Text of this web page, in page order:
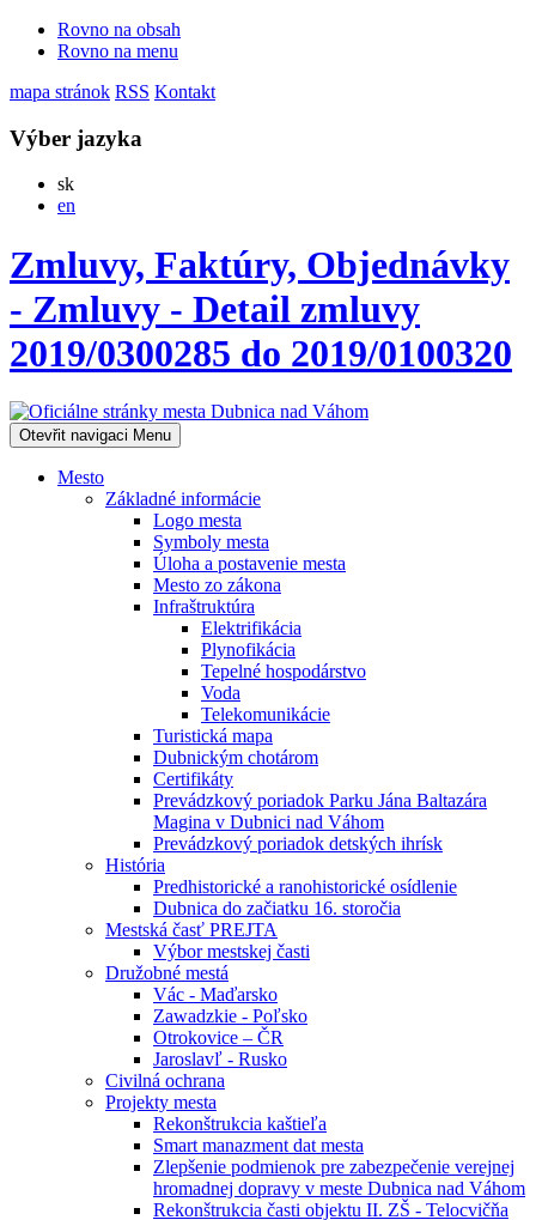
Rovno na obsah
Rovno na menu
mapa stránok RSS Kontakt
Výber jazyka
skSlovensky
en
Zmluvy, Faktúry, Objednávky
- Zmluvy - Detail zmluvy
2019/0300285 do 2019/0100320
Otevřit navigaci Menu
Mesto
Základné informácie
Logo mesta
Symboly mesta
Úloha a postavenie mesta
Mesto zo zákona
Infraštruktúra
Elektrifikácia
Plynofikácia
Tepelné hospodárstvo
Voda
Telekomunikácie
Turistická mapa
Dubnickým chotárom
Certifikáty
Prevádzkový poriadok Parku Jána Baltazára
Magina v Dubnici nad Váhom
Prevádzkový poriadok detských ihrísk
História
Predhistorické a ranohistorické osídlenie
Dubnica do začiatku 16. storočia
Mestská časť PREJTA
Výbor mestskej časti
Družobné mestá
Vác - Maďarsko
Zawadzkie - Poľsko
Otrokovice – ČR
Jaroslavľ - Rusko
Civilná ochrana
Projekty mesta
Rekonštrukcia kaštieľa
Smart manazment dat mesta
Zlepšenie podmienok pre zabezpečenie verejnej
hromadnej dopravy v meste Dubnica nad Váhom
Rekonštrukcia časti objektu II. ZŠ - Telocvičňa